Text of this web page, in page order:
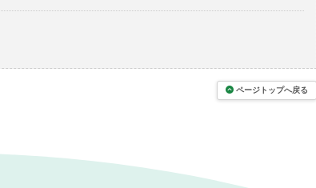
ページトップへ戻る